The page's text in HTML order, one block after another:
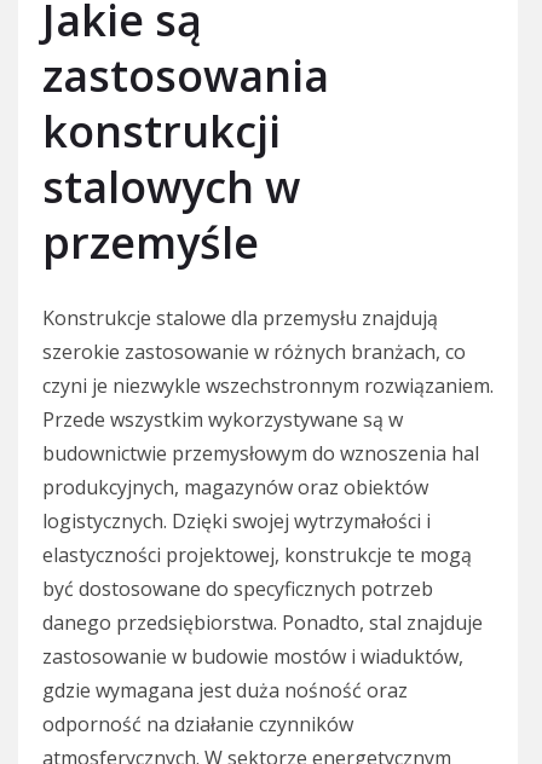
Jakie są
zastosowania
konstrukcji
stalowych w
przemyśle
Konstrukcje stalowe dla przemysłu znajdują
szerokie zastosowanie w różnych branżach, co
czyni je niezwykle wszechstronnym rozwiązaniem.
Przede wszystkim wykorzystywane są w
budownictwie przemysłowym do wznoszenia hal
produkcyjnych, magazynów oraz obiektów
logistycznych. Dzięki swojej wytrzymałości i
elastyczności projektowej, konstrukcje te mogą
być dostosowane do specyficznych potrzeb
danego przedsiębiorstwa. Ponadto, stal znajduje
zastosowanie w budowie mostów i wiaduktów,
gdzie wymagana jest duża nośność oraz
odporność na działanie czynników
atmosferycznych. W sektorze energetycznym